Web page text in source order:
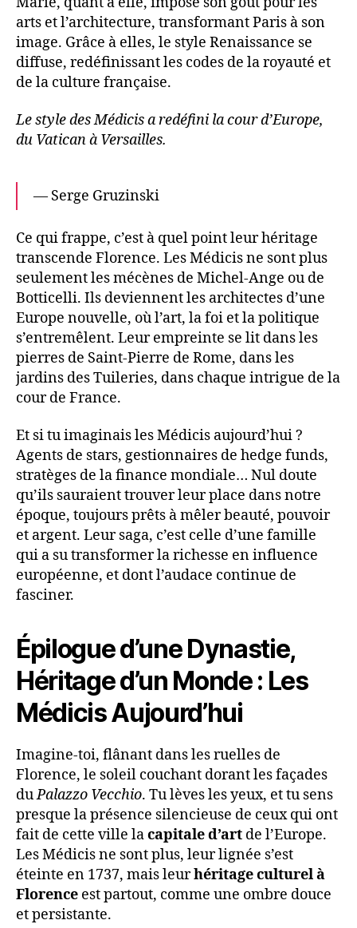
arts et l’architecture, transformant Paris à son
image. Grâce à elles, le style Renaissance se
diffuse, redéfinissant les codes de la royauté et
de la culture française.
Le style des Médicis a redéfini la cour d’Europe,
du Vatican à Versailles.
— Serge Gruzinski
Ce qui frappe, c’est à quel point leur héritage
transcende Florence. Les Médicis ne sont plus
seulement les mécènes de Michel-Ange ou de
Botticelli. Ils deviennent les architectes d’une
Europe nouvelle, où l’art, la foi et la politique
s’entremêlent. Leur empreinte se lit dans les
pierres de Saint-Pierre de Rome, dans les
jardins des Tuileries, dans chaque intrigue de la
cour de France.
Et si tu imaginais les Médicis aujourd’hui ?
Agents de stars, gestionnaires de hedge funds,
stratèges de la finance mondiale… Nul doute
qu’ils sauraient trouver leur place dans notre
époque, toujours prêts à mêler beauté, pouvoir
et argent. Leur saga, c’est celle d’une famille
qui a su transformer la richesse en influence
européenne, et dont l’audace continue de
fasciner.
Épilogue d’une Dynastie,
Héritage d’un Monde : Les
Médicis Aujourd’hui
Imagine-toi, flânant dans les ruelles de
Florence, le soleil couchant dorant les façades
duPalazzo Vecchio. Tu lèves les yeux, et tu sens
presque la présence silencieuse de ceux qui ont
fait de cette ville lacapitale d’art de l’Europe.
Les Médicis ne sont plus, leur lignée s’est
éteinte en 1737, mais leurhéritage culturel à
Florence est partout, comme une ombre douce
et persistante.